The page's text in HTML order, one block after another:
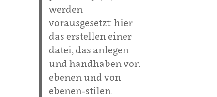
werden
vorausgesetzt: hier
das erstellen einer
datei, das anlegen
und handhaben von
ebenen und von
ebenen-stilen.